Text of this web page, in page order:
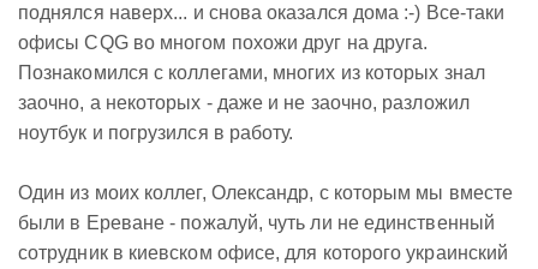
поднялся наверх... и снова оказался дома :-) Все-таки
офисы CQG во многом похожи друг на друга.
Познакомился с коллегами, многих из которых знал
заочно, а некоторых - даже и не заочно, разложил
ноутбук и погрузился в работу.
Один из моих коллег, Олександр, с которым мы вместе
были в Ереване - пожалуй, чуть ли не единственный
сотрудник в киевском офисе, для которого украинский